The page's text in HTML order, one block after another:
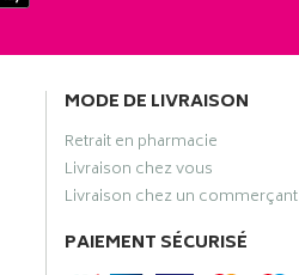
MODE DE LIVRAISON
Retrait en pharmacie
Livraison chez vous
Livraison chez un commerçant
PAIEMENT SÉCURISÉ